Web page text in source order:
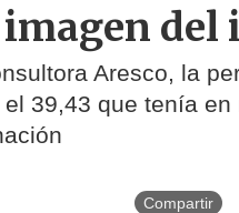
imagen
Aresco, la
39,43 que tenía
Compartir